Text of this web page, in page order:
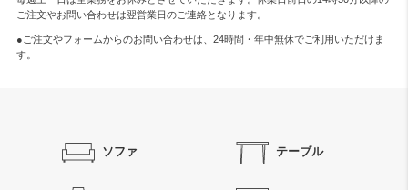
ご注文やお問い合わせは翌営業日のご連絡となります。
●ご注文やフォームからのお問い合わせは、 24時間・年中無休でご利用いただけま
す。
ソファ テーブル